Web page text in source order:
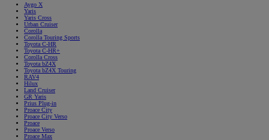
Aygo X
Yaris
Yaris Cross
Urban Cruiser
Corolla
Corolla Touring Sports
Toyota C-HR
Toyota C-HR+
Corolla Cross
Toyota bZ4X
Toyota bZ4X Touring
RAV4
Hilux
Land Cruiser
GR Yaris
Prius Plug-in
Proace City
Proace City Verso
Proace
Proace Verso
Proace Max